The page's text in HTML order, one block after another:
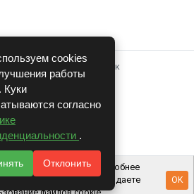
системе для авторазборок
CARRO.БИЗНЕС
Полная версия
2026 г.
v1.1.24
cookies
работы
Куки
согласно
.
Отклонить
чтобы вам было удобнее
Используя наш сайт, вы даете
OK